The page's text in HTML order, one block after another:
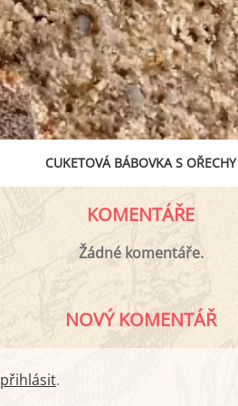
CUKETOVÁ BÁBOVKA S OŘECHY
KOMENTÁŘE
Žádné komentáře.
NOVÝ KOMENTÁŘ
přihlásit.